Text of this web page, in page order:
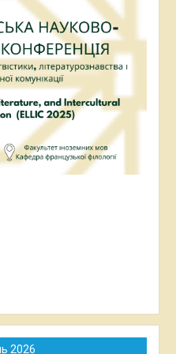
2025.Випуск 33. С.
конференціях
“Що водить
любові в художній
БДПУ, 20-21 вересня
жіночої прози про
“Семантика
національний
25 – 27 березня
каталізатор жанрових
дисциплин»
2026